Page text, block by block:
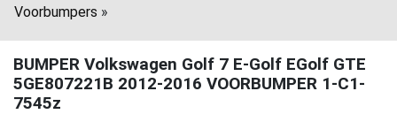
Voorbumpers »
BUMPER Volkswagen Golf 7 E-Golf EGolf GTE
5GE807221B 2012-2016 VOORBUMPER 1-C1-
7545z